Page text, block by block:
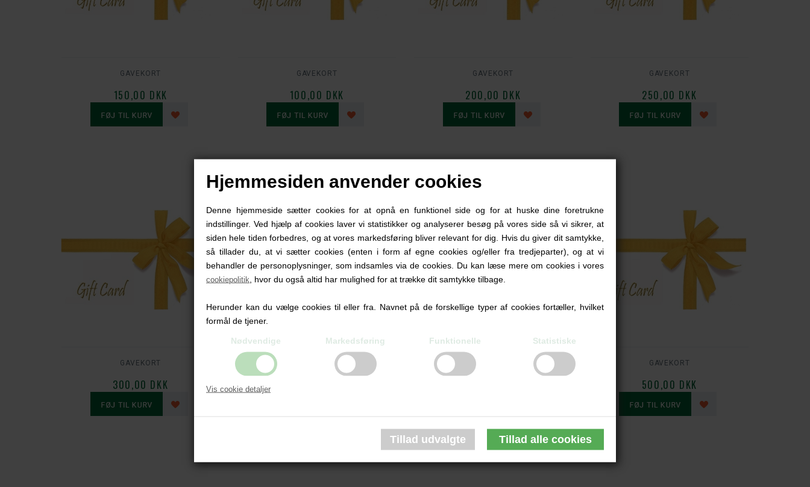
Hjemmesiden anvender cookies
Denne hjemmeside sætter cookies for at opnå en funktionel side og for at huske dine foretrukne
indstillinger. Ved hjælp af cookies laver vi statistikker og analyserer besøg på vores side så vi sikrer, at
siden hele tiden forbedres, og at vores markedsføring bliver relevant for dig. Hvis du giver dit samtykke,
så tillader du, at vi sætter cookies (enten i form af egne cookies og/eller fra tredjeparter), og at vi
behandler de personoplysninger, som indsamles via de cookies. Du kan læse mere om cookies i vores
cookiepolitik , hvor du også altid har mulighed for at trække dit samtykke tilbage.
Herunder kan du vælge cookies til eller fra. Navnet på de forskellige typer af cookies fortæller, hvilket
formål de tjener.
Nødvendige Markedsføring Funktionelle Statistiske
Vis cookie detaljer
GAVEKORT
150,00 DKK
GAVEKORT
100,00 DKK
GAVEKORT
200,00 DKK
GAVEKORT
250,00 DKK
GAVEKORT
300,00 DKK
GAVEKORT GAVEKORT GAVEKORT
500,00 DKK